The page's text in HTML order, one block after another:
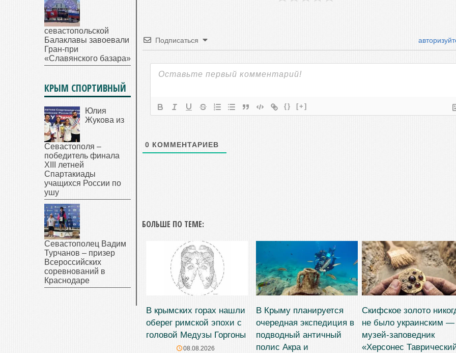
Подписаться
{} [+]
0 КОММЕНТАРИЕВ
БОЛЬШЕ ПО ТЕМЕ:
В крымских горах нашли
оберег римской эпохи с
головой Медузы Горгоны
08.08.2026
В Крыму планируется
очередная экспедиция в
подводный античный
полис Акра и
Скифское золото
не было украинским —
музей-заповедник
«Херсонес
севастопольской
Балаклавы завоевали
Гран-при
«Славянского базара»
КРЫМ СПОРТИВНЫЙ
Юлия
Жукова из
Севастополя –
победитель финала
XIII летней
Спартакиады
учащихся России по
ушу
Севастополец Вадим
Турчанов – призер
Всероссийских
соревнований в
Краснодаре